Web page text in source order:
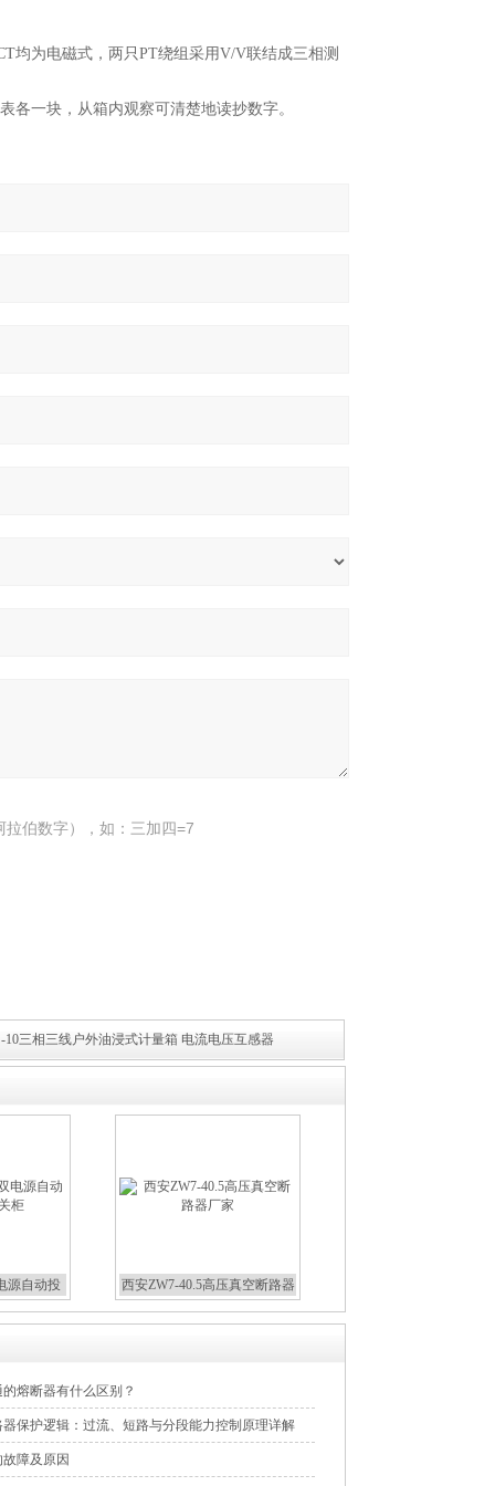
均为电磁式，两只PT绕组采用V/V联结成三相测
各一块，从箱内观察可清楚地读抄数字。
伯数字），如：三加四=7
10三相三线户外油浸式计量箱 电流电压互感器
源自动投
西安ZW7-40.5高压真空断路器
熔断器有什么区别？
保护逻辑：过流、短路与分段能力控制原理详解
障及原因